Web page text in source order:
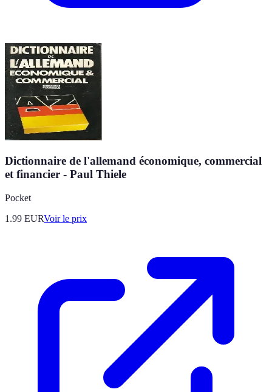
Dictionnaire de l'allemand économique, commercial
et financier - Paul Thiele
Pocket
1.99 EURVoir le prix